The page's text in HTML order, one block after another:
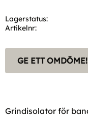
Lagerstatus
Artikelnr
GE ETT OMDÖME!
Grindisolator för